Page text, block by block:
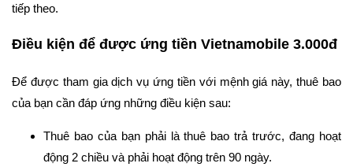
tiếp theo.
Điều kiện để được ứng tiền Vietnamobile 3.000đ
Để được tham gia dịch vụ ứng tiền với mệnh giá này, thuê bao
của bạn cần đáp ứng những điều kiện sau:
Thuê bao của bạn phải là thuê bao trả trước, đang hoạt
động 2 chiều và phải hoạt động trên 90 ngày.